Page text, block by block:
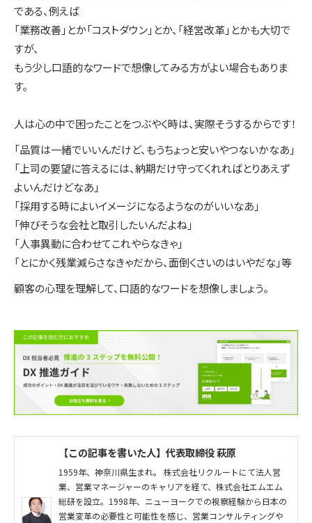
である、例えば
「業務改善」とか「コストダウン」とか、「経営改革」とかも大切で
すが、
もう少し口語的なワードで想像してみる方がよい場合もありま
す。
人は心の中で困ったことをつぶやく時は、実際そうするからです！
「品質は一緒でいいんだけど、もうちょっと安いやつないかなあ」
「上司の要望に答えるには、納期だけ守ってくれればとりあえず
よいんだけどなあ」
「採用する時によいイメージになるようなのがいいなあ」
「伸びそうな会社と取引したいんだよね」
「人事異動に合わせてこれやらなきゃ」
「とにかく残業減らさなきゃだから、面倒くさいのはいやだな」等
顧客の心理を理解して、口語的なワードを想像しましょう。
【この記事を書いた人】代表取締役 萩原
1959年、神奈川県生まれ。 株式会社リクルートにて法人営
業、営業マネージャーのキャリアを経て、株式会社エムエム
総研を設立。1998年、ニューヨークでの視察経験から日本の
営業変革の必要性と可能性を感じ、営業コンサルティングや